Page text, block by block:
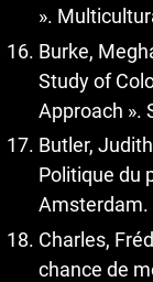
».
Burke,
Study of
Approach ».
Butler,
Politique du
Amsterdam.
Charles,
chance de